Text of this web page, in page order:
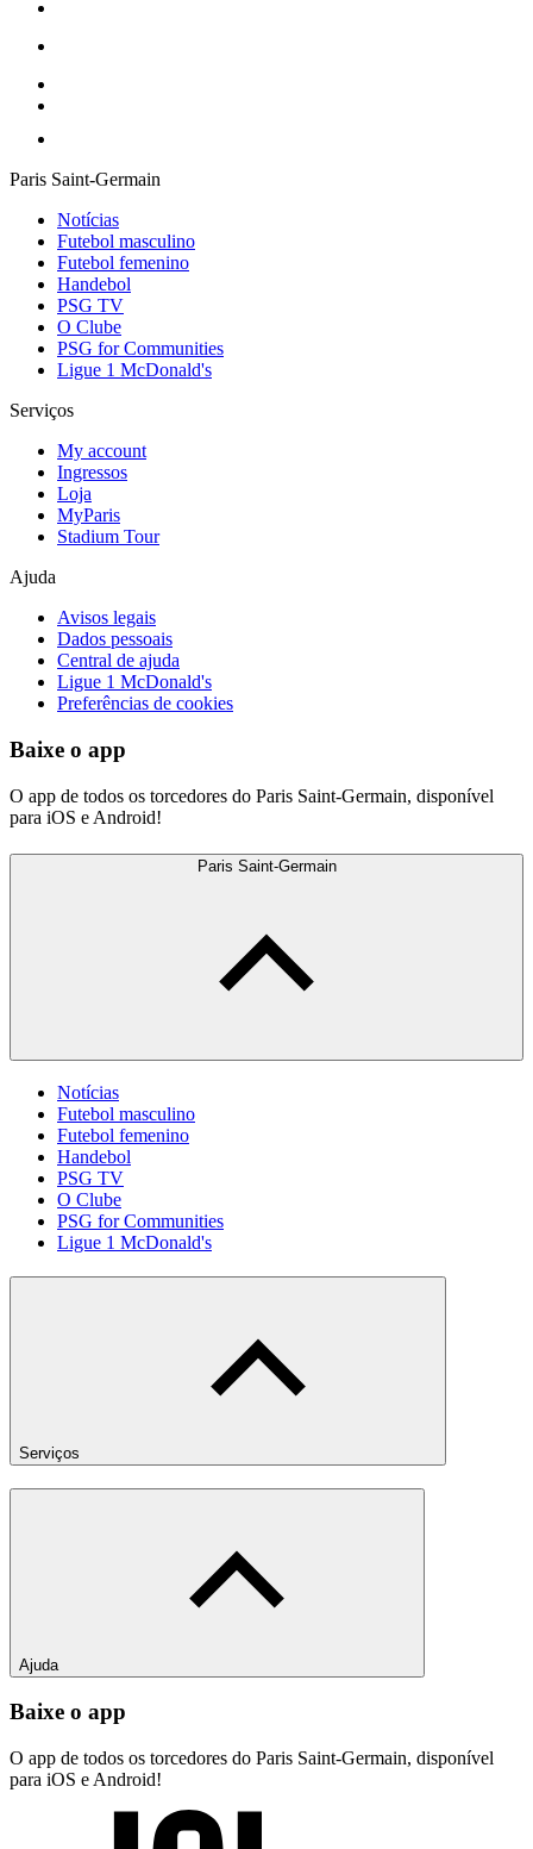
Paris Saint-Germain
Notícias
Futebol masculino
Futebol femenino
Handebol
PSG TV
O Clube
PSG for Communities
Ligue 1 McDonald's
Serviços
My account
Ingressos
Loja
MyParis
Stadium Tour
Ajuda
Avisos legais
Dados pessoais
Central de ajuda
Ligue 1 McDonald's
Preferências de cookies
Baixe o app
O app de todos os torcedores do Paris Saint-Germain, disponível
para iOS e Android!
Paris Saint-Germain
Notícias
Futebol masculino
Futebol femenino
Handebol
PSG TV
O Clube
PSG for Communities
Ligue 1 McDonald's
Serviços
Ajuda
Baixe o app
O app de todos os torcedores do Paris Saint-Germain, disponível
para iOS e Android!